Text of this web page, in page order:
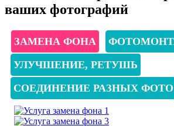
ваших фотографий
ЗАМЕНА ФОНА
УЛУЧШЕНИЕ, РЕТУШЬ
СОЕДИНЕНИЕ РАЗНЫХ ФОТО